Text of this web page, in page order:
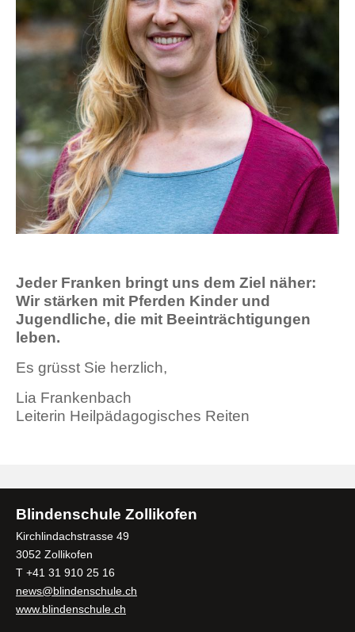
Jeder Franken bringt uns dem Ziel näher:
Wir stärken mit Pferden Kinder und
Jugendliche, die mit Beeinträchtigungen
leben.
Es grüsst Sie herzlich,
Lia Frankenbach
Leiterin Heilpädagogisches Reiten
Blindenschule Zollikofen
Kirchlindachstrasse 49
3052 Zollikofen
T +41 31 910 25 16
news@blindenschule.ch
www.blindenschule.ch